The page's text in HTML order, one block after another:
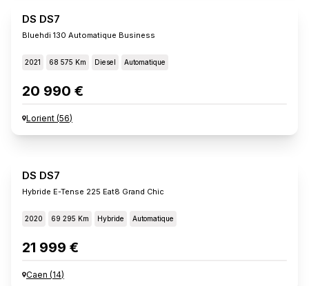
DS DS7
Bluehdi 130 Automatique Business
2021 68 575 Km Diesel Automatique
20 990 €
Lorient (56)
DS DS7
Hybride E-Tense 225 Eat8 Grand Chic
2020 69 295 Km Hybride Automatique
21 999 €
Caen (14)